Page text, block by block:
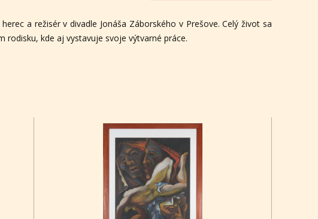
a režisér v divadle Jonáša Záborského v Prešove. Celý život sa
rodisku, kde aj vystavuje svoje výtvarné práce.